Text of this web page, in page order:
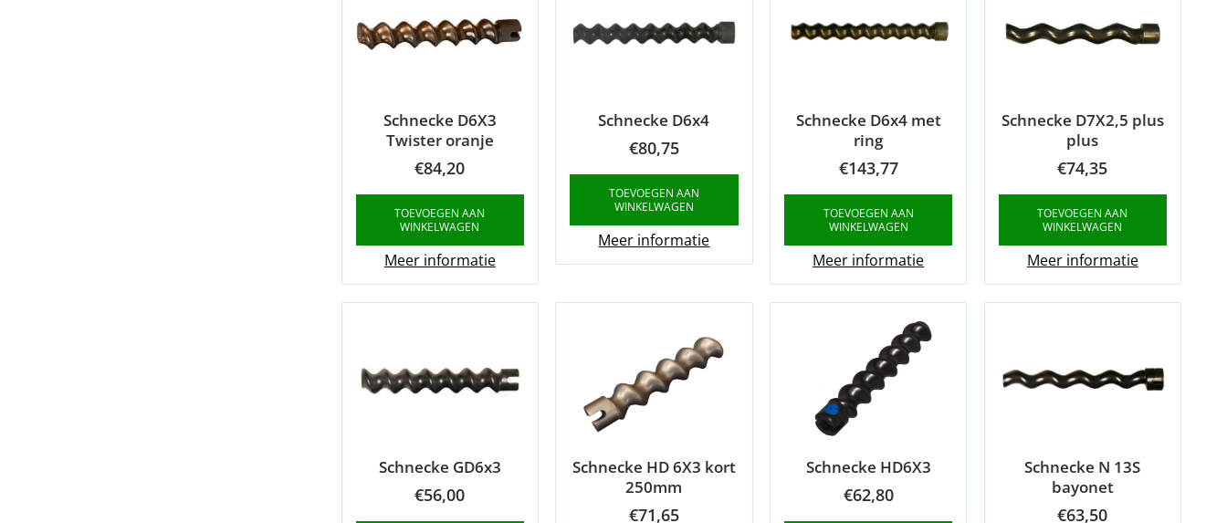
Schnecke D6X3
Twister oranje
€84,20
TOEVOEGEN AAN
WINKELWAGEN
Meer informatie
Schnecke D6x4
€80,75
TOEVOEGEN AAN
WINKELWAGEN
Meer informatie
Schnecke D6x4 met
ring
€143,77
TOEVOEGEN AAN
WINKELWAGEN
Meer informatie
Schnecke D7X2,5 plus
plus
€74,35
TOEVOEGEN AAN
WINKELWAGEN
Meer informatie
Schnecke GD6x3
€56,00
Schnecke HD 6X3 kort
250mm
€71,65
Schnecke HD6X3
€62,80
Schnecke N 13S
bayonet
€63,50